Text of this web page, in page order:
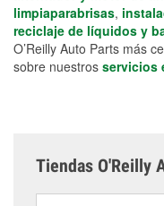
limpiaparabrisas,
reciclaje de líquidos y
O’Reilly Auto Parts más
sobre nuestros servicios
Tiendas O'Reilly